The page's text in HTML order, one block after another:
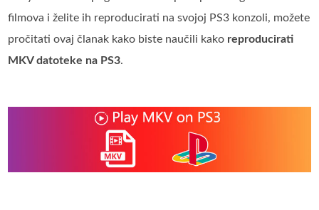
filmova i želite ih reproducirati na svojoj PS3 konzoli, možete
pročitati ovaj članak kako biste naučili kako reproducirati
MKV datoteke na PS3.